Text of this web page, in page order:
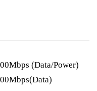
(Data/Power)